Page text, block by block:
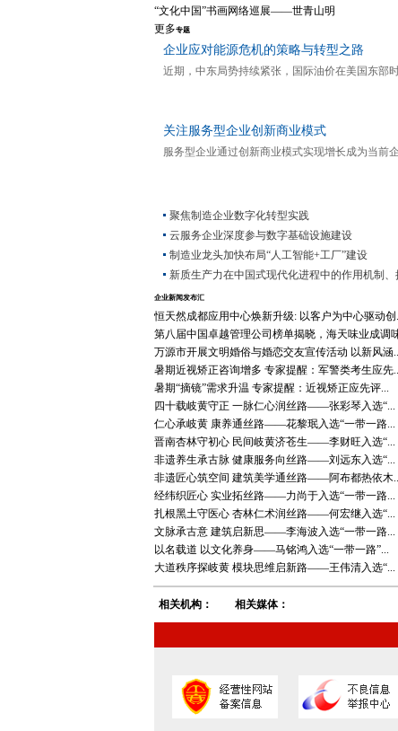
“文化中国”书画网络巡展——世青山明
更多专题
企业应对能源危机的策略与转型之路
近期，中东局势持续紧张，国际油价在美国东部
关注服务型企业创新商业模式
服务型企业通过创新商业模式实现增长成为当前
聚焦制造企业数字化转型实践
云服务企业深度参与数字基础设施建设
制造业龙头加快布局“人工智能+工厂”建设
新质生产力在中国式现代化进程中的作用机制、
企业新闻发布汇
恒天然成都应用中心焕新升级: 以客户为中心驱动创
第八届中国卓越管理公司榜单揭晓，海天味业成调
万源市开展文明婚俗与婚恋交友宣传活动 以新风涵
暑期近视矫正咨询增多 专家提醒：军警类考生应先
暑期“摘镜”需求升温 专家提醒：近视矫正应先评...
四十载岐黄守正 一脉仁心润丝路——张彩琴入选“...
仁心承岐黄 康养通丝路——花黎珉入选“一带一路...
晋南杏林守初心 民间岐黄济苍生——李财旺入选“...
非遗养生承古脉 健康服务向丝路——刘远东入选“...
非遗匠心筑空间 建筑美学通丝路——阿布都热依木
经纬织匠心 实业拓丝路——力尚于入选“一带一路...
扎根黑土守医心 杏林仁术润丝路——何宏继入选“...
文脉承古意 建筑启新思——李海波入选“一带一路...
以名载道 以文化养身——马铭鸿入选“一带一路”...
大道秩序探岐黄 模块思维启新路——王伟清入选“...
相关机构： 相关媒体：